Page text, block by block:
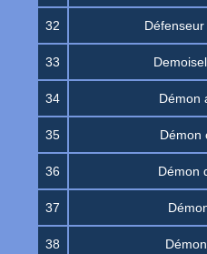
32
33
34 Démon
35 Démon
36 Démon
37
38